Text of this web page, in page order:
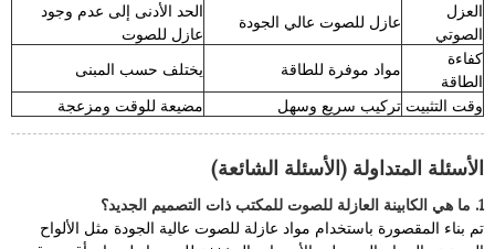
العزل
الصوتي
عازل للصوت عالي الجودة
الحد الأدنى إلى عدم وجود
عازل للصوت
كفاءة
الطاقة
مواد موفرة للطاقة
يختلف حسب المبنى
وقت التثبيت تركيب سريع وسهل مضيعة للوقت ومزعجة
الأسئلة المتداولة (الأسئلة الشائعة)
1. ما هي الكابينة العازلة للصوت للمكتب ذات التصميم الجديد؟
تم بناء المقصورة باستخدام مواد عازلة للصوت عالية الجودة مثل الألواح